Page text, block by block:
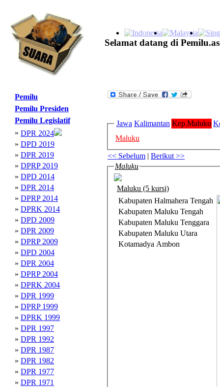
Selamat datang di
Pemilu
Pemilu Presiden
Pemilu Legislatif
» DPR 2024
» DPD 2019
» DPR 2019
» DPRP 2019
» DPD 2014
» DPR 2014
» DPRP 2014
» DPRK 2014
» DPD 2009
» DPR 2009
» DPRP 2009
» DPD 2004
» DPR 2004
» DPRP 2004
» DPRK 2004
» DPR 1999
» DPRP 1999
» DPRK 1999
» DPR 1997
» DPR 1992
» DPR 1987
» DPR 1982
» DPR 1977
» DPR 1971
Jawa Kalimantan Kep.Maluku
Maluku
<< Sebelum | Berikut >>
Maluku
Maluku (5 kursi)
Kabupaten Halmahera Tengah
Kabupaten Maluku Tengah
Kabupaten Maluku Tenggara
Kabupaten Maluku Utara
Kotamadya Ambon